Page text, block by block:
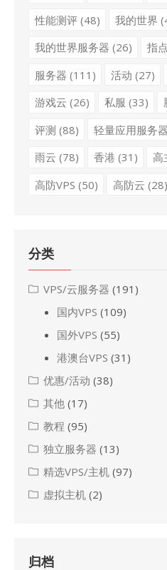
性能测评(48) 我的世界
我的世界服务器 (26) 指
服务器 (111) 活动 (27)
游戏云 (26) 私服 (33)
评测 (88) 轻量应用服务器
雨云 (78) 香港 (31) 高
高防VPS (50) 高防云 (28)
分类
VPS/云服务器 (191)
国内VPS (109)
国外VPS (55)
港澳台VPS (31)
优惠/活动 (38)
其他 (17)
教程 (95)
独立服务器 (13)
精选VPS/主机 (97)
虚拟主机 (2)
归档